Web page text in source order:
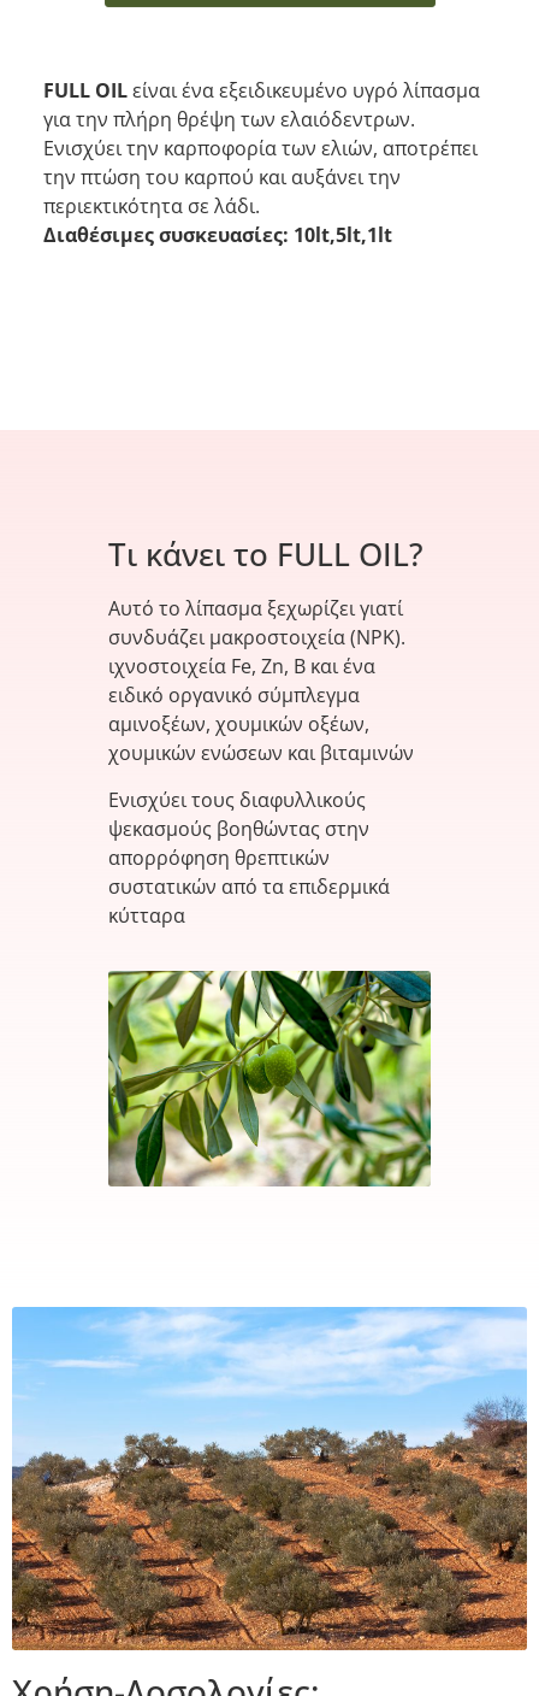
FULL OILείναι ένα εξειδικευμένο υγρό λίπασμα
για την πλήρη θρέψη των ελαιόδεντρων.
Ενισχύει την καρποφορία των ελιών, αποτρέπει
την πτώση του καρπού και αυξάνει την
περιεκτικότητα σε λάδι.
Διαθέσιμες συσκευασίες: 10lt,5lt,1lt
Τι κάνει το FULL OIL?
Αυτό το λίπασμα ξεχωρίζει γιατί
συνδυάζει μακροστοιχεία (NPK).
ιχνοστοιχεία Fe, Zn, B και ένα
ειδικό οργανικό σύμπλεγμα
αμινοξέων, χουμικών οξέων,
χουμικών ενώσεων και βιταμινών
Ενισχύει τους διαφυλλικούς
ψεκασμούς βοηθώντας στην
απορρόφηση θρεπτικών
συστατικών από τα επιδερμικά
κύτταρα